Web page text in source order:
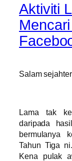
Aktiviti
Salam
Lama tak
daripada
bermulanya
Tahun Tiga
Kena pulak